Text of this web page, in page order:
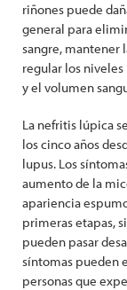
riñones puede
general para
sangre, mantener
regular los
y el volumen
La nefritis lúpica
los cinco años
lupus. Los
aumento de la
apariencia
primeras etapas,
pueden pasar
síntomas pueden
personas que